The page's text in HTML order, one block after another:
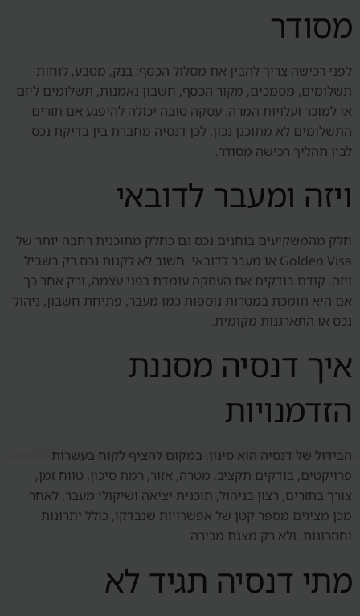
מסודר
לפני רכישה צריך להבין את מסלול הכסף: בנק, מטבע, לוחות
תשלומים, מסמכים, מקור הכסף, חשבון נאמנות, תשלומים ליזם
או למוכר ועלויות המרה. עסקה טובה יכולה להיפגע אם תזרים
התשלומים לא מתוכנן נכון. לכן דנסיה מחברת בין בדיקת נכס
לבין תהליך רכישה מסודר.
ויזה ומעבר לדובאי
חלק מהמשקיעים בוחנים נכס גם כחלק מתוכנית רחבה יותר של
Golden Visa או מעבר לדובאי. חשוב לא לקנות נכס רק בשביל
ויזה. קודם בודקים אם העסקה עומדת בפני עצמה, ורק אחר כך
אם היא תומכת במטרות נוספות כמו מעבר, פתיחת חשבון, ניהול
נכס או התארגנות מקומית.
איך דנסיה מסננת
הזדמנויות
הבידול של דנסיה הוא סינון. במקום להציף לקוח בעשרות
פרויקטים, בודקים תקציב, מטרה, אזור, רמת סיכון, טווח זמן,
צורך בתזרים, רצון בניהול, תוכנית יציאה ושיקולי מעבר. לאחר
מכן מציגים מספר קטן של אפשרויות שנבדקו, כולל יתרונות
וחסרונות, ולא רק מצגת מכירה.
מתי דנסיה תגיד לא